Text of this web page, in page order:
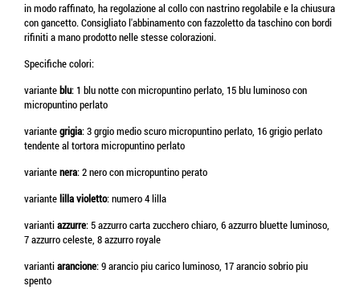
in modo raffinato, ha regolazione al collo con nastrino regolabile e la chiusura
con gancetto. Consigliato l'abbinamento con fazzoletto da taschino con bordi
rifiniti a mano prodotto nelle stesse colorazioni.
Specifiche colori:
varianteblu: 1 blu notte con micropuntino perlato, 15 blu luminoso con
micropuntino perlato
variantegrigia: 3 grgio medio scuro micropuntino perlato, 16 grigio perlato
tendente al tortora micropuntino perlato
variantenera: 2 nero con micropuntino perato
variantelilla violetto: numero 4 lilla
variantiazzurre: 5 azzurro carta zucchero chiaro, 6 azzurro bluette luminoso,
7 azzurro celeste, 8 azzurro royale
variantiarancione: 9 arancio piu carico luminoso, 17 arancio sobrio piu
spento